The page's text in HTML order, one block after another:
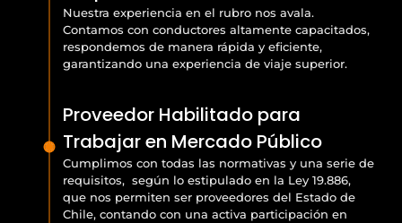
Nuestra experiencia en el rubro nos avala.
Contamos con conductores altamente capacitados,
respondemos de manera rápida y eficiente,
garantizando una experiencia de viaje superior.
Proveedor Habilitado para
Trabajar en Mercado Público
Cumplimos con todas las normativas y una serie de
requisitos, según lo estipulado en la Ley 19.886,
que nos permiten ser proveedores del Estado de
Chile, contando con una activa participación en